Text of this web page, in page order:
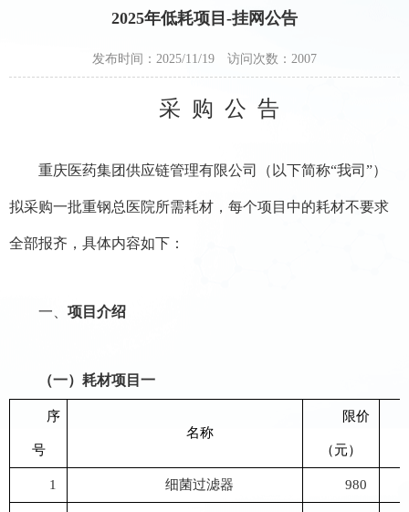
2025年低耗项目-挂网公告
发布时间：2025/11/19 访问次数： 2007
采 购 公 告
重庆医药集团供应链管理有限公司（以下简称“我司”）
拟采购一批重钢总医院所需耗材，每个项目中的耗材不要求
全部报齐，具体内容如下：
一、 项目介绍
（一） 耗材项目一
序
号
名称
限价
（元）
1 细菌过滤器 980